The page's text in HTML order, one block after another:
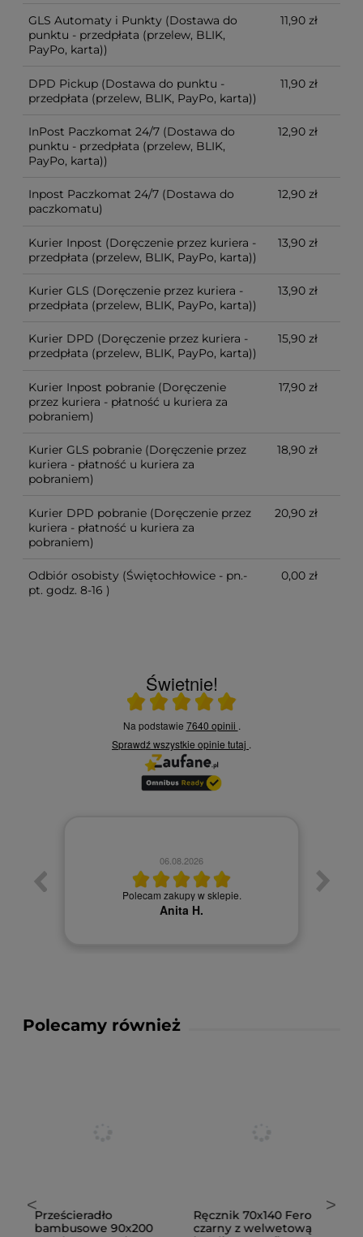
GLS Automaty i Punkty (Dostawa do
punktu - przedpłata (przelew, BLIK,
PayPo, karta))
11,90 zł
DPD Pickup (Dostawa do punktu -
przedpłata (przelew, BLIK, PayPo, karta))
11,90 zł
InPost Paczkomat 24/7 (Dostawa do
punktu - przedpłata (przelew, BLIK,
PayPo, karta))
12,90 zł
Inpost Paczkomat 24/7 (Dostawa do
paczkomatu)
12,90 zł
Kurier Inpost (Doręczenie przez kuriera -
przedpłata (przelew, BLIK, PayPo, karta))
13,90 zł
Kurier GLS (Doręczenie przez kuriera -
przedpłata (przelew, BLIK, PayPo, karta))
13,90 zł
Kurier DPD (Doręczenie przez kuriera -
przedpłata (przelew, BLIK, PayPo, karta))
15,90 zł
Kurier Inpost pobranie (Doręczenie
przez kuriera - płatność u kuriera za
pobraniem)
17,90 zł
Kurier GLS pobranie (Doręczenie przez
kuriera - płatność u kuriera za
pobraniem)
18,90 zł
Kurier DPD pobranie (Doręczenie przez
kuriera - płatność u kuriera za
pobraniem)
20,90 zł
Odbiór osobisty (Świętochłowice - pn.-
pt. godz. 8-16 )
0,00 zł
Świetnie!
Ocena średnia 5 na 5
Na podstawie 7640 opinii .
Sprawdź wszystkie opinie tutaj .
06.08.2026
Polecam zakupy w sklepie.
Anita H.
Polecamy również
<Prześcieradło
bambusowe 90x200
Ręcznik 70x140 Fero
czarny z welwetową
>